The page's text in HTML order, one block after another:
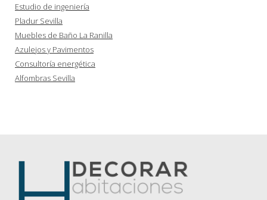
Estudio de ingeniería
Pladur Sevilla
Muebles de Baño La Ranilla
Azulejos y Pavimentos
Consultoría energética
Alfombras Sevilla